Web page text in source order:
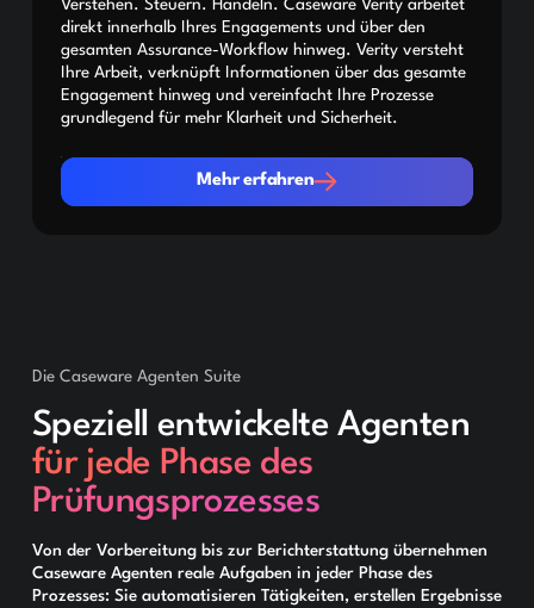
Verstehen. Steuern. Handeln. Caseware Verity arbeitet
direkt innerhalb Ihres Engagements und über den
gesamten Assurance-Workflow hinweg. Verity versteht
Ihre Arbeit, verknüpft Informationen über das gesamte
Engagement hinweg und vereinfacht Ihre Prozesse
grundlegend für mehr Klarheit und Sicherheit.
Mehr erfahren
Mehr erfahren
Die Caseware Agenten Suite
Speziell entwickelte Agenten
für jede Phase des
Prüfungsprozesses
Von der Vorbereitung bis zur Berichterstattung übernehmen
Caseware Agenten reale Aufgaben in jeder Phase des
Prozesses: Sie automatisieren Tätigkeiten, erstellen Ergebnisse